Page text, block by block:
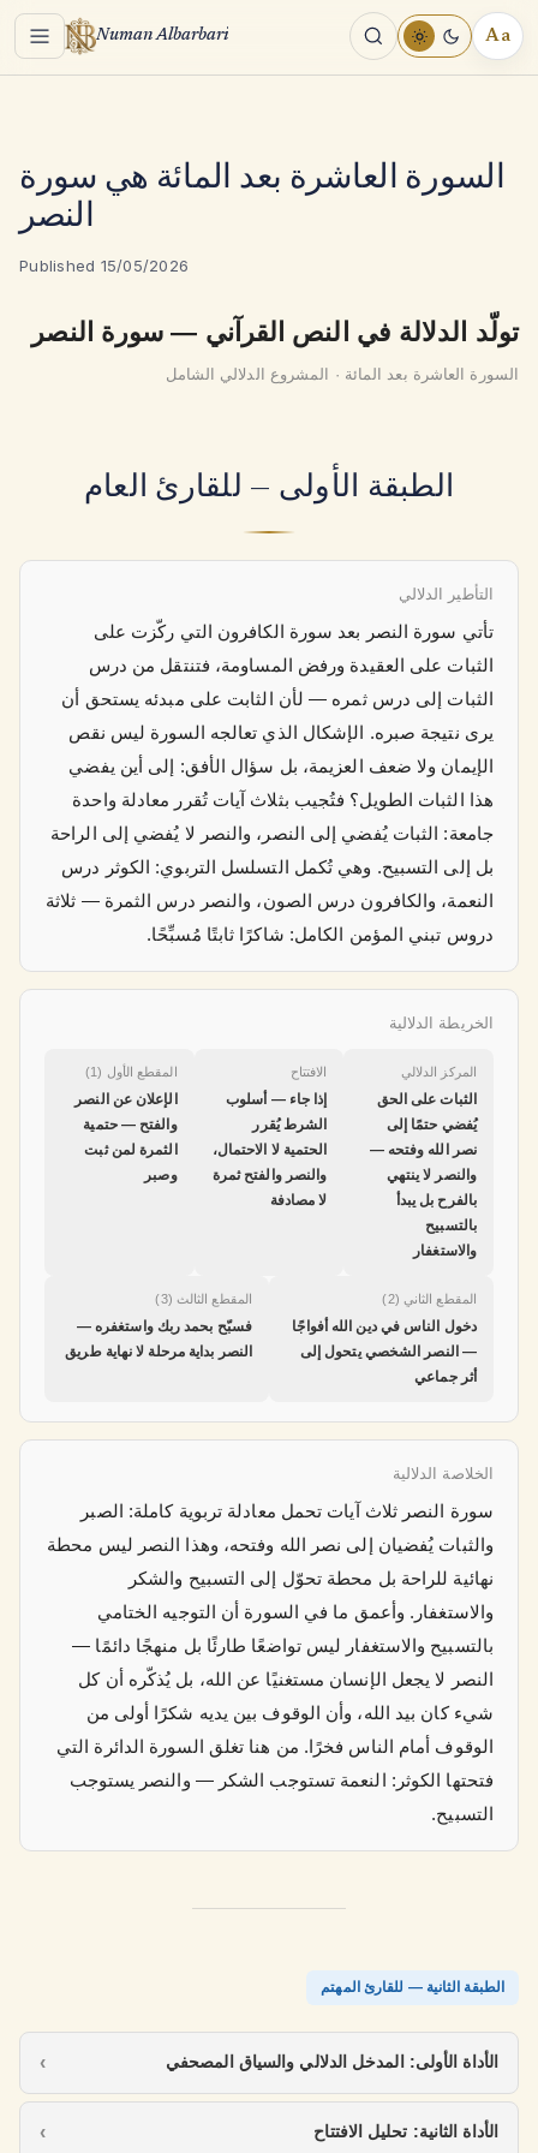
Menu Numan Albarbari Aa
السورة العاشرة بعد المائة هي سورة
النصر
Published 15/05/2026
تولّد الدلالة في النص القرآني — سورة النصر
السورة العاشرة بعد المائة · المشروع الدلالي الشامل
الطبقة الأولى — للقارئ العام
التأطير الدلالي
تأتي سورة النصر بعد سورة الكافرون التي ركّزت على
الثبات على العقيدة ورفض المساومة، فتنتقل من درس
الثبات إلى درس ثمره — لأن الثابت على مبدئه يستحق أن
يرى نتيجة صبره. الإشكال الذي تعالجه السورة ليس نقص
الإيمان ولا ضعف العزيمة، بل سؤال الأفق: إلى أين يفضي
هذا الثبات الطويل؟ فتُجيب بثلاث آيات تُقرر معادلة واحدة
جامعة: الثبات يُفضي إلى النصر، والنصر لا يُفضي إلى الراحة
بل إلى التسبيح. وهي تُكمل التسلسل التربوي: الكوثر درس
النعمة، والكافرون درس الصون، والنصر درس الثمرة — ثلاثة
دروس تبني المؤمن الكامل: شاكرًا ثابتًا مُسبِّحًا.
الخريطة الدلالية
المركز الدلالي
الثبات على الحق
يُفضي حتمًا إلى
نصر الله وفتحه —
والنصر لا ينتهي
بالفرح بل يبدأ
بالتسبيح
والاستغفار
الافتتاح
إذا جاء — أسلوب
الشرط يُقرر
الحتمية لا الاحتمال،
والنصر والفتح ثمرة
لا مصادفة
المقطع الأول (1)
الإعلان عن النصر
والفتح — حتمية
الثمرة لمن ثبت
وصبر
المقطع الثاني (2)
دخول الناس في دين الله أفواجًا
— النصر الشخصي يتحول إلى
أثر جماعي
المقطع الثالث (3)
فسبّح بحمد ربك واستغفره —
النصر بداية مرحلة لا نهاية طريق
الخلاصة الدلالية
سورة النصر ثلاث آيات تحمل معادلة تربوية كاملة: الصبر
والثبات يُفضيان إلى نصر الله وفتحه، وهذا النصر ليس محطة
نهائية للراحة بل محطة تحوّل إلى التسبيح والشكر
والاستغفار. وأعمق ما في السورة أن التوجيه الختامي
بالتسبيح والاستغفار ليس تواضعًا طارئًا بل منهجًا دائمًا —
النصر لا يجعل الإنسان مستغنيًا عن الله، بل يُذكّره أن كل
شيء كان بيد الله، وأن الوقوف بين يديه شكرًا أولى من
الوقوف أمام الناس فخرًا. من هنا تغلق السورة الدائرة التي
فتحتها الكوثر: النعمة تستوجب الشكر — والنصر يستوجب
التسبيح.
الطبقة الثانية — للقارئ المهتم
الأداة الأولى: المدخل الدلالي والسياق المصحفي
الأداة الثانية: تحليل الافتتاح